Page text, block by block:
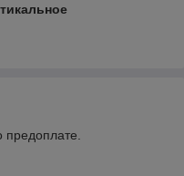
предоплате.